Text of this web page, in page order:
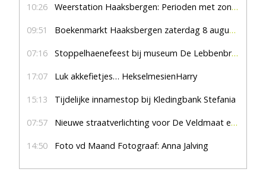
10:26 Weerstation Haaksbergen: Perioden met zon en droog
09:51 Boekenmarkt Haaksbergen zaterdag 8 augustus, marktplein Haaksbergen
07:16 Stoppelhaenefeest bij museum De Lebbenbrugge
17:07 Luk akkefietjes… HekselmesienHarry
15:13 Tijdelijke innamestop bij Kledingbank Stefania
07:57 Nieuwe straatverlichting voor De Veldmaat en De Pas
14:50 Foto vd Maand Fotograaf: Anna Jalving